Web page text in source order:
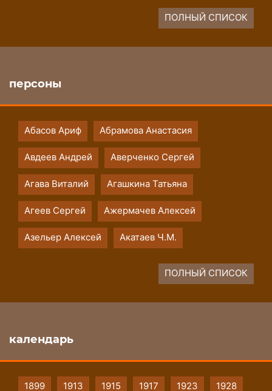
ПОЛНЫЙ СПИСОК
персоны
Абасов Ариф Абрамова Анастасия
Авдеев Андрей Аверченко Сергей
Агава Виталий Агашкина Татьяна
Агеев Сергей Ажермачев Алексей
Азельер Алексей Акатаев Ч.М.
ПОЛНЫЙ СПИСОК
календарь
1899 1913 1915 1917 1923 1928